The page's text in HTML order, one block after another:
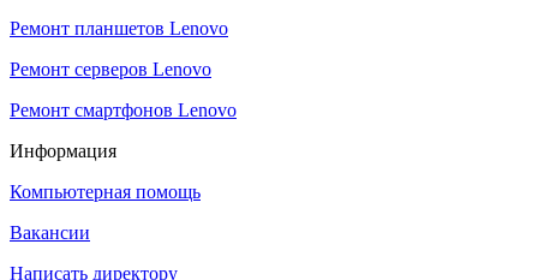
Ремонт планшетов Lenovo
Ремонт серверов Lenovo
Ремонт смартфонов Lenovo
Информация
Компьютерная помощь
Вакансии
Написать директору